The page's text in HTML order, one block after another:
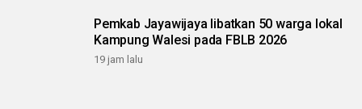
Pemkab Jayawijaya libatkan 50 warga lokal
Kampung Walesi pada FBLB 2026
19 jam lalu